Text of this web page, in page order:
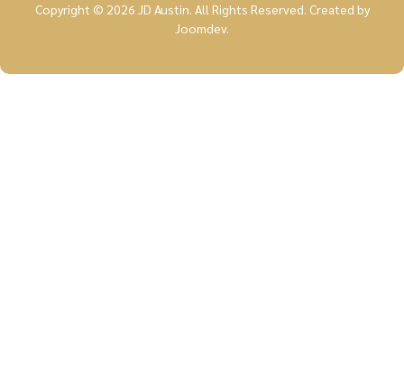
Copyright © 2026 JD Austin. All Rights Reserved. Created by
Joomdev.